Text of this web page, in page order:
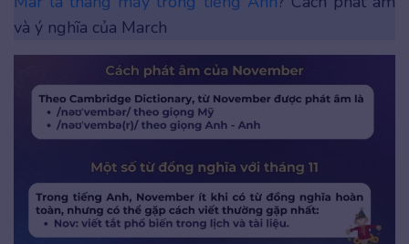
và ý nghĩa của March